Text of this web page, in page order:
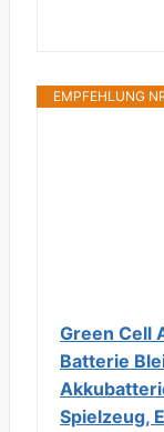
EMPFEHLUNG
Green Cell
Batterie
Spielzeug,